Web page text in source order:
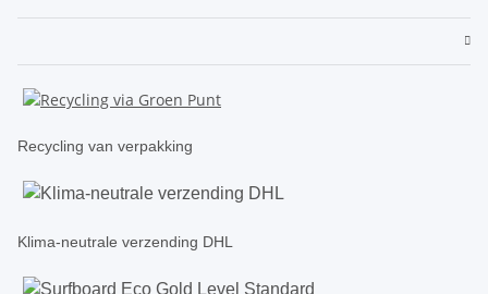
Recycling van verpakking
Klima-neutrale verzending DHL